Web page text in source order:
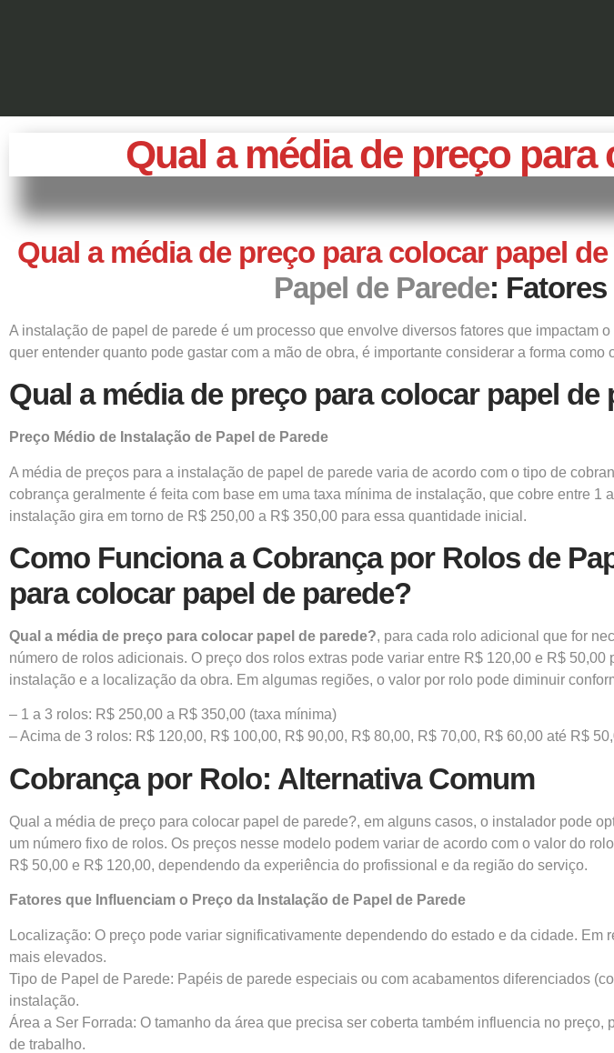
Qual a média de preço
Qual a média de preço para colocar papel
Papel de Parede:
A instalação de papel de parede é um processo que envolve diversos fatores que impactam
quer entender quanto pode gastar com a mão de obra, é importante considerar a forma
Qual a média de preço para colocar papel de
Preço Médio de Instalação de Papel de Parede
A média de preços para a instalação de papel de parede varia de acordo com o tipo de
cobrança geralmente é feita com base em uma taxa mínima de instalação, que cobre entre
instalação gira em torno de R$ 250,00 a R$ 350,00 para essa quantidade inicial.
Como Funciona a Cobrança por Rolos de
para colocar papel de parede?
Qual a média de preço para colocar papel de parede?, para cada rolo adicional que for
número de rolos adicionais. O preço dos rolos extras pode variar entre R$ 120,00 e R$
instalação e a localização da obra. Em algumas regiões, o valor por rolo pode diminuir
– 1 a 3 rolos: R$ 250,00 a R$ 350,00 (taxa mínima)
– Acima de 3 rolos: R$ 120,00, R$ 100,00, R$ 90,00, R$ 80,00, R$ 70,00, R$ 60,00 até R$
Cobrança por Rolo: Alternativa Comum
Qual a média de preço para colocar papel de parede?, em alguns casos, o instalador pode
um número fixo de rolos. Os preços nesse modelo podem variar de acordo com o valor do
R$ 50,00 e R$ 120,00, dependendo da experiência do profissional e da região do serviço.
Fatores que Influenciam o Preço da Instalação de Papel de Parede
Localização: O preço pode variar significativamente dependendo do estado e da cidade.
mais elevados.
Tipo de Papel de Parede: Papéis de parede especiais ou com acabamentos diferenciados
instalação.
Área a Ser Forrada: O tamanho da área que precisa ser coberta também influencia no
de trabalho.